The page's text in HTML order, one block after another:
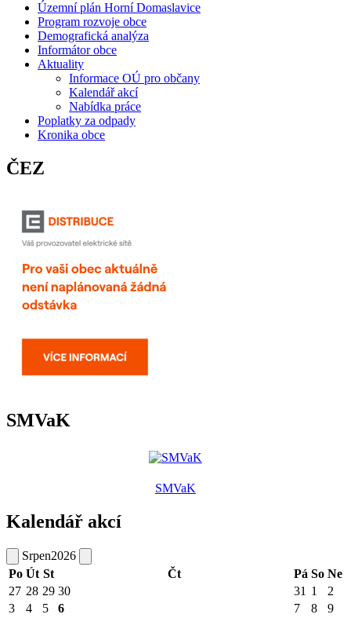
Územní plán Horní Domaslavice
Program rozvoje obce
Demografická analýza
Informátor obce
Aktuality
Informace OÚ pro občany
Kalendář akcí
Nabídka práce
Poplatky za odpady
Kronika obce
ČEZ
SMVaK
SMVaK
Kalendář akcí
Srpen2026
Po Út St Čt Pá So Ne
27 28 29 30 31 1
2
3
4 5 6 7 8 9